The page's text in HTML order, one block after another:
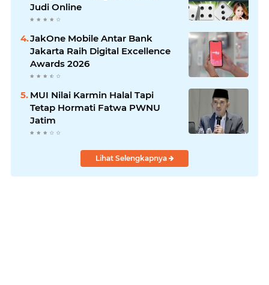
Judi Online
JakOne Mobile Antar Bank
Jakarta Raih Digital Excellence
Awards 2026
MUI Nilai Karmin Halal Tapi
Tetap Hormati Fatwa PWNU
Jatim
Lihat Selengkapnya